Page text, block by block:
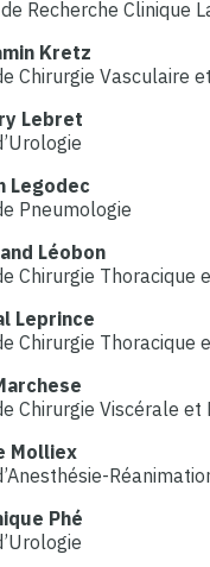
Recherche Clinique
Kretz
Chirurgie Vasculaire
Lebret
Legodec
Pneumologie
Léobon
Chirurgie Thoracique
Leprince
Chirurgie Thoracique
Chirurgie Viscérale et
Molliex
Phé